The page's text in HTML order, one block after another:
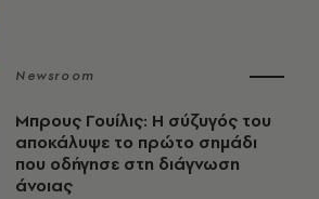
Newsroom
Μπρους Γουίλις: Η σύζυγός του
αποκάλυψε το πρώτο σημάδι
που οδήγησε στη διάγνωση
άνοιας